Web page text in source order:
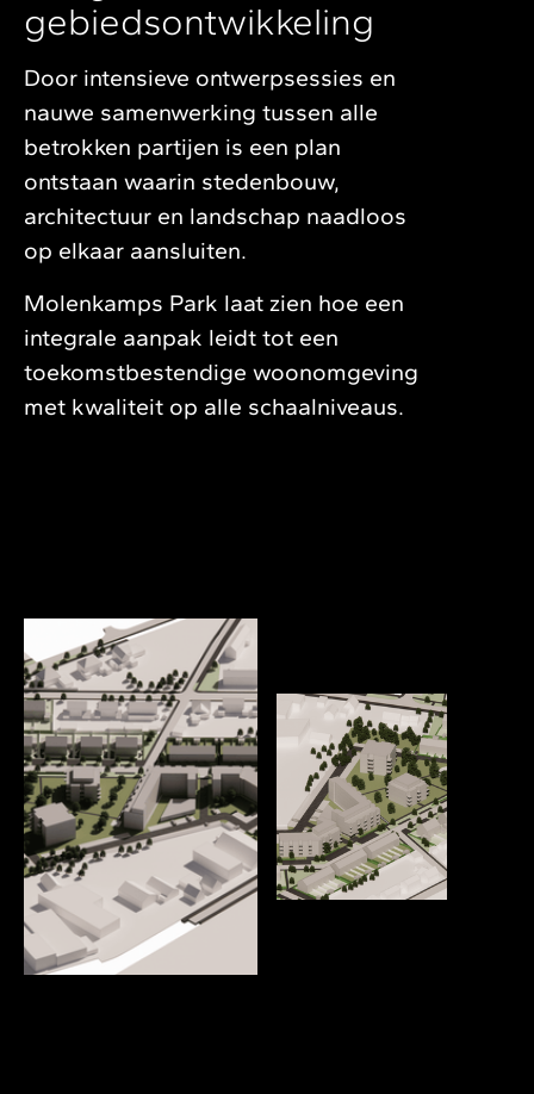
gebiedsontwikkeling
Door intensieve ontwerpsessies en
nauwe samenwerking tussen alle
betrokken partijen is een plan
ontstaan waarin stedenbouw,
architectuur en landschap naadloos
op elkaar aansluiten.
Molenkamps Park laat zien hoe een
integrale aanpak leidt tot een
toekomstbestendige woonomgeving
met kwaliteit op alle schaalniveaus.